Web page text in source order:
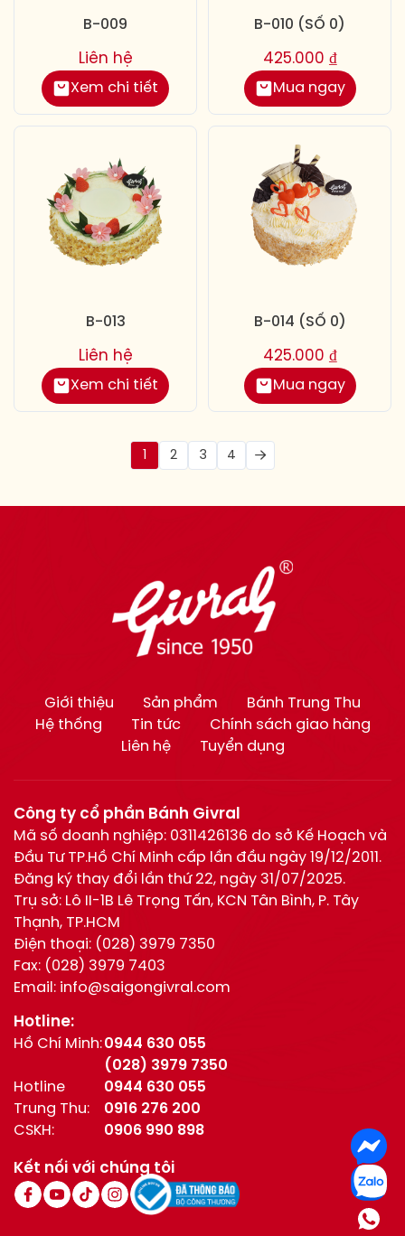
B-009
Xem chi tiết
Liên hệ
B-010 (SỐ 0)
Mua ngay
425.000 ₫
B-013
Xem chi tiết
Liên hệ
B-014 (SỐ 0)
Mua ngay
425.000 ₫
1 2 3 4
Giới thiệu Sản phẩm
Bánh Trung Thu
Hệ thống
Tin tức
Chính sách giao hàng
Liên hệ
Tuyển dụng
Công ty cổ phần Bánh Givral
Mã số doanh nghiệp: 0311426136 do sở Kế Hoạch và
Đầu Tư TP.Hồ Chí Minh cấp lần đầu ngày 19/12/2011.
Đăng ký thay đổi lần thứ 22, ngày 31/07/2025.
Trụ sở: Lô II-1B Lê Trọng Tấn, KCN Tân Bình, P. Tây
Thạnh, TP.HCM
Điện thoại: (028) 3979 7350
Fax: (028) 3979 7403
Email: info@saigongivral.com
Hotline:
Hồ Chí Minh:0944 630 055
(028) 3979 7350
Hotline
Trung Thu:
0944 630 055
0916 276 200
CSKH:
0906 990 898
Kết nối với chúng tôi